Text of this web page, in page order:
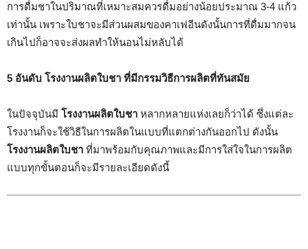
การดื่มชาในปริมาณที่เหมาะสมควรดื่มอย่างน้อยประมาณ 3-4 แก้ว
เท่านั้น เพราะใบชาจะมีส่วนผสมของคาเฟอีนดังนั้นการที่ดื่มมากจน
เกินไปก็อาจจะส่งผลทำให้นอนไม่หลับได้
5 อันดับ โรงงานผลิตใบชา ที่มีกรรมวิธีการผลิตที่ทันสมัย
ในปัจจุบันมี โรงงานผลิตใบชา หลากหลายแห่งเลยก็ว่าได้ ซึ่งแต่ละ
โรงงานก็จะใช้วิธีในการผลิตในแบบที่แตกต่างกันออกไป ดังนั้น
โรงงานผลิตใบชา ที่มาพร้อมกับคุณภาพและมีการใส่ใจในการผลิต
แบบทุกขั้นตอนก็จะมีรายละเอียดดังนี้